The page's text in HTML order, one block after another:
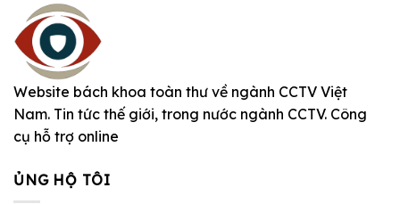
Website bách khoa toàn thư về ngành CCTV Việt
Nam. Tin tức thế giới, trong nước ngành CCTV. Công
cụ hỗ trợ online
ỦNG HỘ TÔI